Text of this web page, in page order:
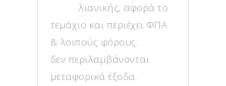
λιανικής, αφορά το
τεμάχιο και περιέχει ΦΠΑ
& λοιπούς φόρους.
δεν περιλαμβάνονται
μεταφορικά έξοδα.